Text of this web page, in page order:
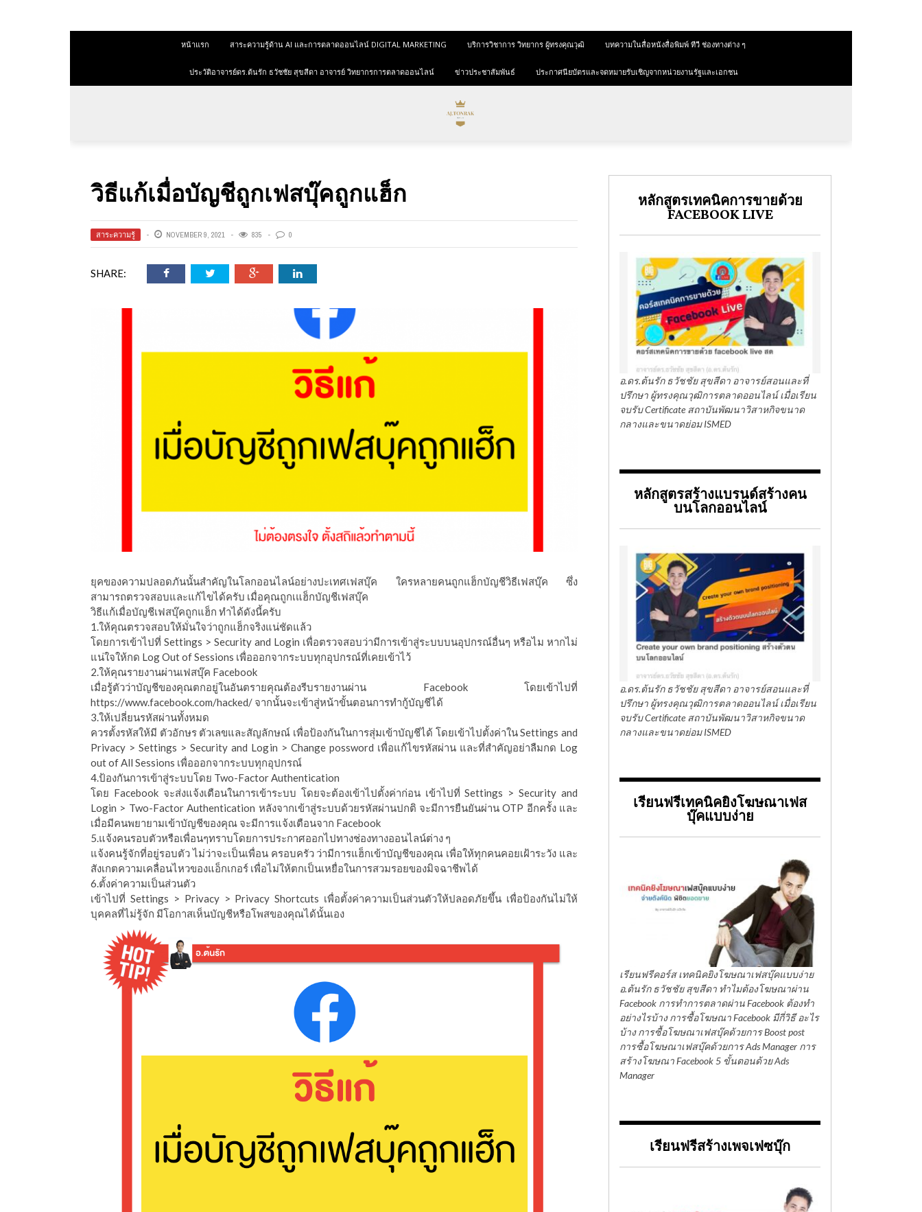
หน้าแรก สาระความรู้ด้าน AI และการตลาดออนไลน์ DIGITAL MARKETING บริการวิชาการ วิทยากร ผู้ทรงคุณวุฒิ บทความในสื่อหนังสื่อพิมพ์ ทีวี ช่องทางต่าง ๆ
ประวัติอาจารย์ดร.ต้นรัก ธวัชชัย สุขสีดา อาจารย์ วิทยากรการตลาดออนไลน์ ข่าวประชาสัมพันธ์ ประกาศนียบัตรและจดหมายรับเชิญจากหน่วยงานรัฐและเอกชน
วิธีแก้เมื่อบัญชีถูกเฟสบุ๊คถูกแฮ็ก
สาระความรู้ NOVEMBER 9, 2021 835 0
SHARE:
ยุคของความปลอดภันนั้นสำคัญในโลกออนไลน์อย่างปะเทศเฟสบุ๊ค ใครหลายคนถูกแฮ็กบัญชีวิธีเฟสบุ๊ค ซึ่ง
สามารถตรวจสอบและแก้ไขได้ครับ เมื่อคุณถูกเแฮ็กบัญชีเฟสบุ๊ค
วิธีแก้เมื่อบัญชีเฟสบุ๊คถูกแฮ็ก ทำได้ดังนี้ครับ
1.ให้คุณตรวจสอบให้มั่นใจว่าถูกแฮ็กจริงแน่ชัดแล้ว
โดยการเข้าไปที่ Settings > Security and Login เพื่อตรวจสอบว่ามีการเข้าสู่ระบบบนอุปกรณ์อื่นๆ หรือไม หากไม่
แน่ใจให้กด Log Out of Sessions เพื่อออกจากระบบทุกอุปกรณ์ที่เคยเข้าไว้
2.ให้คุณรายงานผ่านเฟสบุ๊ค Facebook
เมื่อรู้ตัวว่าบัญชีของคุณตกอยู่ในอันตรายคุณต้องรีบรายงานผ่าน Facebook โดยเข้าไปที่
https://www.facebook.com/hacked/ จากนั้นจะเข้าสู่หน้าขั้นตอนการทำกู้บัญชีได้
3.ให้เปลี่ยนรหัสผ่านทั้งหมด
ควรตั้งรหัสให้มี ตัวอักษร ตัวเลขและสัญลักษณ์ เพื่อป้องกันในการสุ่มเข้าบัญชีได้ โดยเข้าไปตั้งค่าใน Settings and
Privacy > Settings > Security and Login > Change possword เพื่อแก้ไขรหัสผ่าน และที่สำคัญอย่าลืมกด Log
out of All Sessions เพื่อออกจากระบบทุกอุปกรณ์
4.ป้องกันการเข้าสู่ระบบโดย Two-Factor Authentication
โดย Facebook จะส่งแจ้งเตือนในการเข้าระบบ โดยจะต้องเข้าไปตั้งค่าก่อน เข้าไปที่ Settings > Security and
Login > Two-Factor Authentication หลังจากเข้าสู่ระบบด้วยรหัสผ่านปกติ จะมีการยืนยันผ่าน OTP อีกครั้ง และ
เมื่อมีคนพยายามเข้าบัญชีของคุณ จะมีการแจ้งเตือนจาก Facebook
5.แจ้งคนรอบตัวหรือเพื่อนๆทราบโดยการประกาศออกไปทางช่องทางออนไลน์ต่าง ๆ
แจ้งคนรู้จักที่อยู่รอบตัว ไม่ว่าจะเป็นเพื่อน ครอบครัว ว่ามีการแฮ็กเข้าบัญชีของคุณ เพื่อให้ทุกคนคอยเฝ้าระวัง และ
สังเกตความเคลื่อนไหวของแอ็กเกอร์ เพื่อไม่ให้ตกเป็นเหยื่อในการสวมรอยของมิจฉาชีพได้
6.ตั้งค่าความเป็นส่วนตัว
เข้าไปที่ Settings > Privacy > Privacy Shortcuts เพื่อตั้งค่าความเป็นส่วนตัวให้ปลอดภัยขึ้น เพื่อป้องกันไม่ให้
บุคคลที่ไม่รู้จัก มีโอกาสเห็นบัญชีหรือโพสของคุณได้นั้นเอง
หลักสูตรเทคนิคการขายด้วย
FACEBOOK LIVE
อ.ดร.ต้นรัก ธวัชชัย สุขสีดา อาจารย์สอนและที่
ปรึกษา ผู้ทรงคุณวุฒิการตลาดออนไลน์ เมื่อเรียน
จบรับ Certificate สถาบันพัฒนาวิสาหกิจขนาด
กลางและขนาดย่อม ISMED
หลักสูตรสร้างแบรนด์สร้างคน
บนโลกออนไลน์
อ.ดร.ต้นรัก ธวัชชัย สุขสีดา อาจารย์สอนและที่
ปรึกษา ผู้ทรงคุณวุฒิการตลาดออนไลน์ เมื่อเรียน
จบรับ Certificate สถาบันพัฒนาวิสาหกิจขนาด
กลางและขนาดย่อม ISMED
เรียนฟรีเทคนิคยิงโฆษณาเฟส
บุ๊คแบบง่าย
เรียนฟรีคอร์ส เทคนิคยิงโฆษณาเฟสบุ๊คแบบง่าย
อ.ต้นรัก ธวัชชัย สุขสีดา ทำไมต้องโฆษณาผ่าน
Facebook การทำการตลาดผ่าน Facebook ต้องทำ
อย่างไรบ้าง การซื้อโฆษณา Facebook มีกี่วิธี อะไร
บ้าง การซื้อโฆษณาเฟสบุ๊คด้วยการ Boost post
การซื้อโฆษณาเฟสบุ๊คด้วยการ Ads Manager การ
สร้างโฆษณา Facebook 5 ขั้นตอนด้วย Ads
Manager
เรียนฟรีสร้างเพจเฟซบุ๊ก